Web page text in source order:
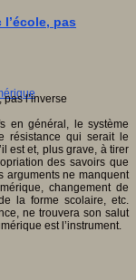
pas
en général, le système
résistance qui serait le
est et, plus grave, à tirer
des savoirs que
arguments ne manquent
changement de
la forme scolaire, etc.
ne trouvera son salut
est l’instrument.